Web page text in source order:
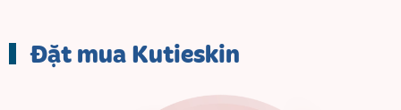
Đặt mua Kutieskin